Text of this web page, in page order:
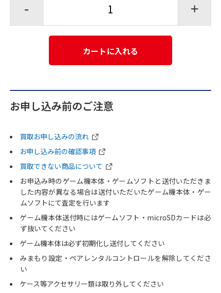
- +
カートに入れる
お申し込み前のご注意
買取お申し込みの流れ
お申し込み前の確認事項
買取できない商品について
お申込み時のゲーム機本体・ゲームソフトと送付いただきま
した内容が異なる場合は送付いただいたゲーム機本体・ゲー
ムソフトにて査定を行います
ゲーム機本体送付時にはゲームソフト・microSDカードは必
ず抜いてください
ゲーム機本体は必ず初期化し送付してください
みまもり設定・ペアレンタルコントロールを解除してくださ
い
ケース等アクセサリー類は取り外してください